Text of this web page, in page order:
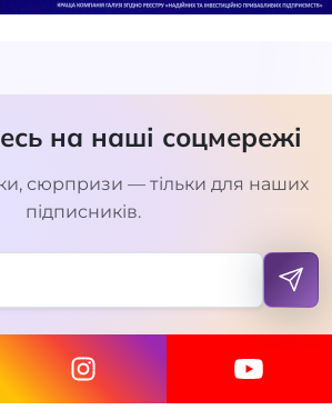
на наші соцмережі
сюрпризи — тільки для наших
підписників.